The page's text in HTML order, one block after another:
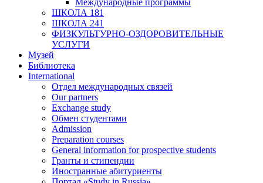
Международные программы
ШКОЛА 181
ШКОЛА 241
ФИЗКУЛЬТУРНО-ОЗДОРОВИТЕЛЬНЫЕ
УСЛУГИ
Музей
Библиотека
International
Отдел международных связей
Our partners
Exchange study
Обмен студентами
Admission
Preparation courses
General information for prospective students
Гранты и стипендии
Иностранные абитуриенты